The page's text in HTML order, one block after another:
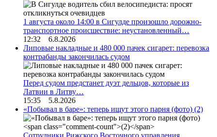
1 августа около 14:00 в Сигулде произошло дорожно-
транспортное происшествие: неустановленный…
12:32 6.8.2026
Липовые накладные и 480 000 пачек сигарет: перевозка
контрабанды закончилась судом
Перед судом предстанет дуэт дельцов, которые из
Латвии в Литву…
15:35 5.8.2026
«Побывал в баре»: теперь ищут этого парня (фото) (2)
Сотрудники Рижского Восточного управления